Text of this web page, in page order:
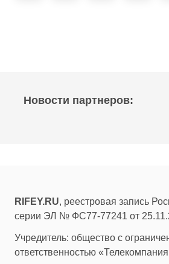
Новости партнеров:
RIFEY.RU, реестровая запись
серии ЭЛ № ФС77-77241 от
Учредитель: общество с
ответственностью